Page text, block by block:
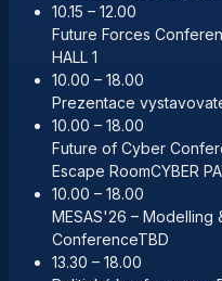
10.15 – 12.00
Future Forces
HALL 1
10.00 – 18.00
Prezentace
10.00 – 18.00
Future of Cyber
Escape RoomCYBER
10.00 – 18.00
MESAS'26 – Modelling
ConferenceTBD
13.30 – 18.00